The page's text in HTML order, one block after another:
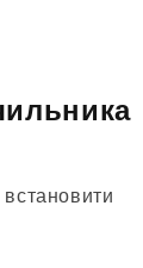
встановити